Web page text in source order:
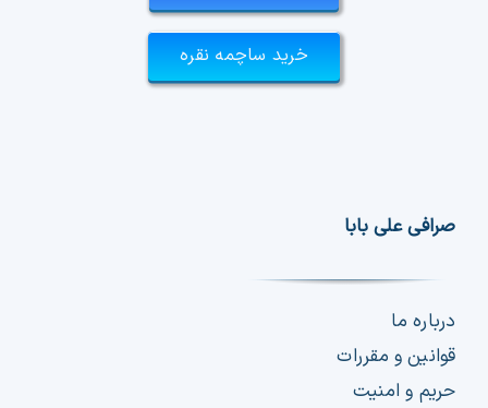
خرید ساچمه نقره
صرافی علی بابا
درباره ما
قوانین و مقررات
حریم و امنیت